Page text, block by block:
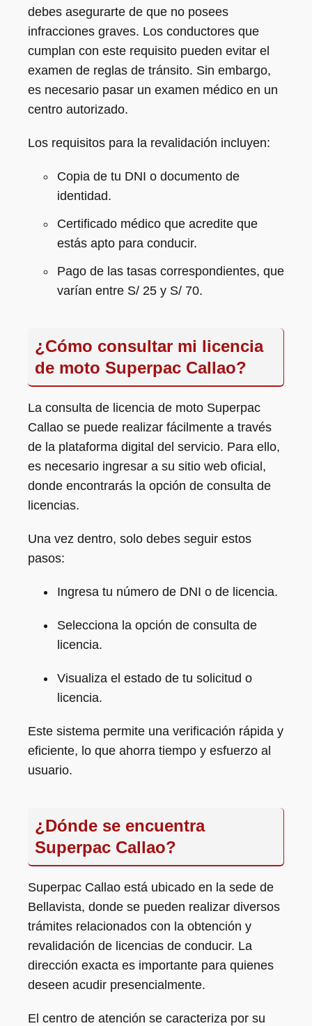
debes asegurarte de que no posees
infracciones graves. Los conductores que
cumplan con este requisito pueden evitar el
examen de reglas de tránsito. Sin embargo,
es necesario pasar un examen médico en un
centro autorizado.
Los requisitos para la revalidación incluyen:
Copia de tu DNI o documento de
identidad.
Certificado médico que acredite que
estás apto para conducir.
Pago de las tasas correspondientes, que
varían entre S/ 25 y S/ 70.
¿Cómo consultar mi licencia
de moto Superpac Callao?
La consulta de licencia de moto Superpac
Callao se puede realizar fácilmente a través
de la plataforma digital del servicio. Para ello,
es necesario ingresar a su sitio web oficial,
donde encontrarás la opción de consulta de
licencias.
Una vez dentro, solo debes seguir estos
pasos:
Ingresa tu número de DNI o de licencia.
Selecciona la opción de consulta de
licencia.
Visualiza el estado de tu solicitud o
licencia.
Este sistema permite una verificación rápida y
eficiente, lo que ahorra tiempo y esfuerzo al
usuario.
¿Dónde se encuentra
Superpac Callao?
Superpac Callao está ubicado en la sede de
Bellavista, donde se pueden realizar diversos
trámites relacionados con la obtención y
revalidación de licencias de conducir. La
dirección exacta es importante para quienes
deseen acudir presencialmente.
El centro de atención se caracteriza por su